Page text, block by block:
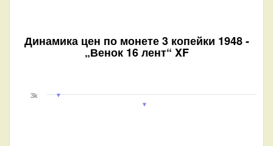
Динамика цен по монете3 копейки 1948 -
„Венок 16 лент“ XF
3k